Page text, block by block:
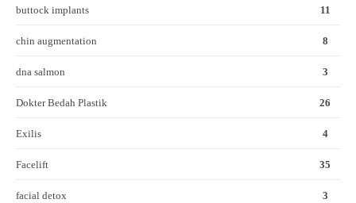
buttock implants 11
chin augmentation 8
dna salmon 3
Dokter Bedah Plastik 26
Exilis 4
Facelift 35
facial detox 3